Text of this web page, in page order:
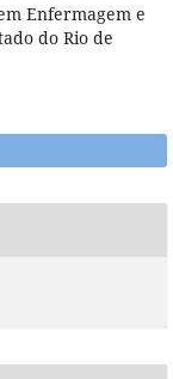
Enfermagem e
do Rio de